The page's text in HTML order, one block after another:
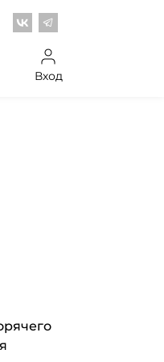
Центр обоев во
Центр обоев в
Вход